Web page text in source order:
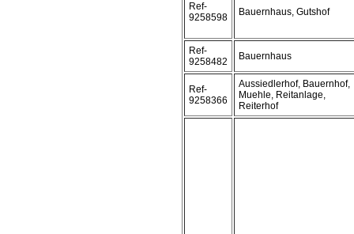
Ref-
9258598
Bauernhaus, Gutshof
Ref-
9258482
Bauernhaus
Ref-
9258366
Aussiedlerhof, Bauernhof,
Muehle, Reitanlage,
Reiterhof